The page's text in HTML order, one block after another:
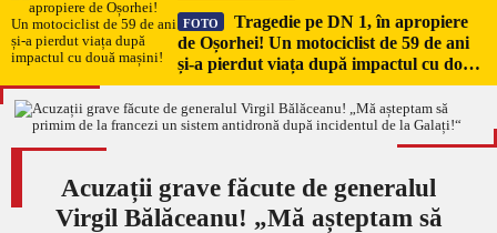
FOTO
Tragedie pe DN 1, în apropiere
de Oșorhei! Un motociclist de 59 de ani
și-a pierdut viața după impactul cu două
mașini!
Acuzații grave făcute de generalul
Virgil Bălăceanu! „Mă așteptam să